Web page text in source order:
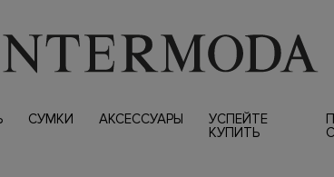
СУМКИ АКСЕССУАРЫ
УСПЕЙТЕ
КУПИТЬ